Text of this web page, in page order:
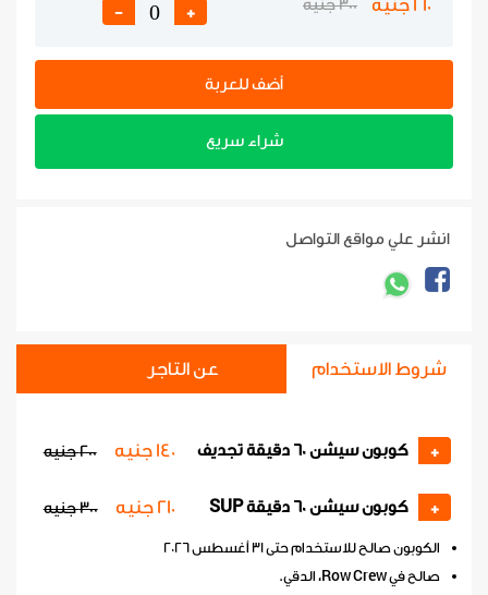
210 جنيه 300 جنيه +
-
أضف للعربة
شراء سريع
انشر علي مواقع التواصل
شروط الاستخدام عن التاجر
+ كوبون سيشن 60 دقيقة تجديف 140 جنيه 200 جنيه
+ كوبون سيشن 60 دقيقة SUP 210 جنيه 300 جنيه
الكوبون صالح للاستخدام حتى 31 أغسطس 2026
صالح في Row Crew، الدقي.